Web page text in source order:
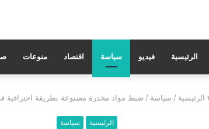
الرئيسية فيديو سياسة اقتصاد منوعات
الرئيسية / سياسة / ضبط مواد مخدرة مصنوعة بطريقة
الرئيسية سياسة